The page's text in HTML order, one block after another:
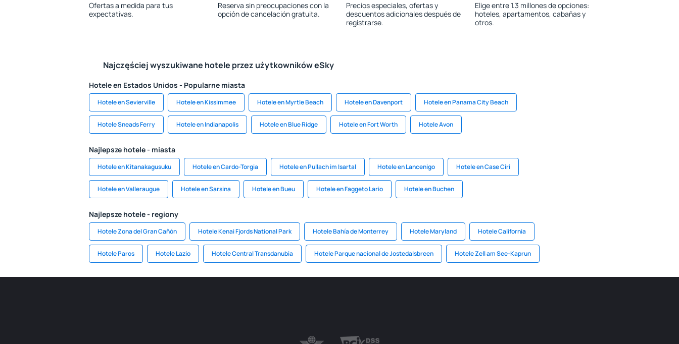
Ofertas a medida para tus
expectativas.
Reserva sin preocupaciones con la
opción de cancelación gratuita.
Precios especiales, ofertas y
descuentos adicionales después de
registrarse.
Elige entre 1.3 millones de opciones:
hoteles, apartamentos, cabañas y
otros.
Najczęściej wyszukiwane hotele przez użytkowników eSky
Hotele en Estados Unidos - Popularne miasta
Hotele en Sevierville Hotele en Kissimmee Hotele en Myrtle Beach Hotele en Davenport Hotele en Panama City Beach
Hotele Sneads Ferry Hotele en Indianapolis Hotele en Blue Ridge Hotele en Fort Worth Hotele Avon
Najlepsze hotele - miasta
Hotele en Kitanakagusuku Hotele en Cardo-Torgia Hotele en Pullach im Isartal Hotele en Lancenigo Hotele en Case Ciri
Hotele en Valleraugue Hotele en Sarsina Hotele en Bueu Hotele en Faggeto Lario Hotele en Buchen
Najlepsze hotele - regiony
Hotele Zona del Gran Cañón Hotele Kenai Fjords National Park Hotele Bahía de Monterrey Hotele Maryland Hotele California
Hotele Paros Hotele Lazio Hotele Central Transdanubia Hotele Parque nacional de Jostedalsbreen Hotele Zell am See-Kaprun